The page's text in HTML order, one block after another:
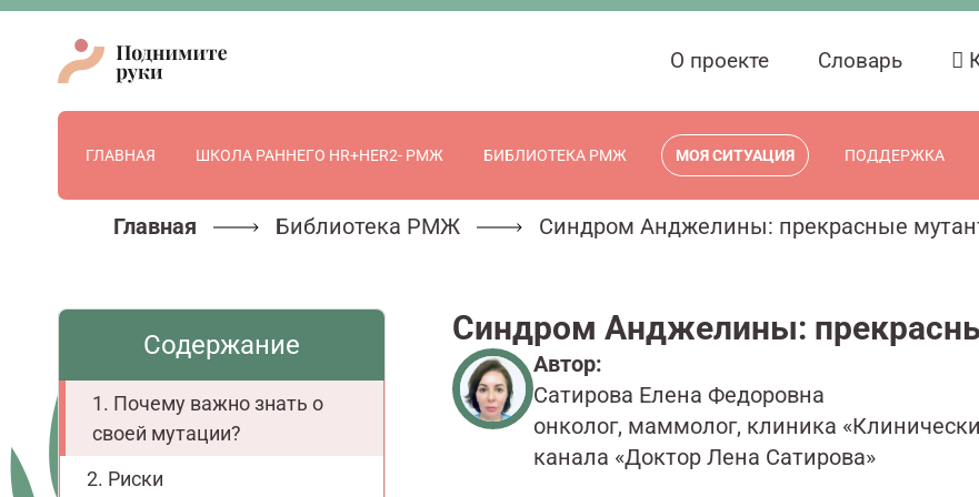
О проекте Словарь
ГЛАВНАЯ ШКОЛА РАННЕГО HR+HER2- РМЖ БИБЛИОТЕКА РМЖ МОЯ СИТУАЦИЯ ПОДДЕРЖКА
Главная Библиотека РМЖ Синдром Анджелины: прекрасные
Содержание
Почему важно знать о
своей мутации?
Риски
Синдром Анджелины:
Автор:
Сатирова Елена Федоровна
онколог, маммолог, клиника
канала «Доктор Лена Сатирова»